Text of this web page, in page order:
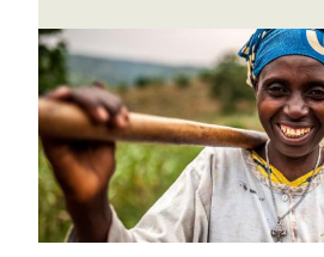
Vía libre: cómo la UE
de dar carta blanca a
fiscales más